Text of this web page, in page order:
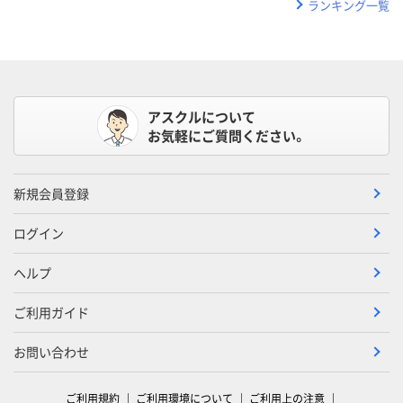
ランキング一覧
アスクルについて
お気軽にご質問ください。
新規会員登録
ログイン
ヘルプ
ご利用ガイド
お問い合わせ
ご利用規約 ご利用環境について ご利用上の注意